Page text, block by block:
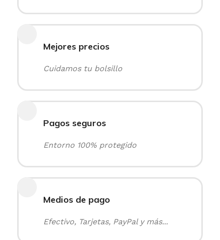
Mejores precios
Cuidamos tu bolsillo
Pagos seguros
Entorno 100% protegido
Medios de pago
Efectivo, Tarjetas, PayPal y más...